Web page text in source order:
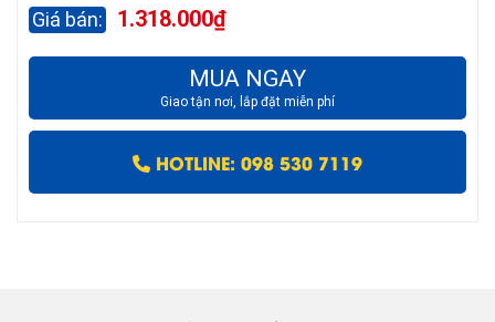
1.318.000₫
MUA NGAY
Giao tận nơi, lắp đặt miễn phí
HOTLINE: 098 530 7119